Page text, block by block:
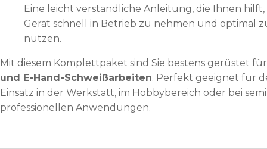
Eine leicht verständliche Anleitung, die Ihnen hilft,
Gerät schnell in Betrieb zu nehmen und optimal
nutzen.
Mit diesem Komplettpaket sind Sie bestens gerüstet
und E-Hand-Schweißarbeiten. Perfekt geeignet für
Einsatz in der Werkstatt, im Hobbybereich oder bei
professionellen Anwendungen.